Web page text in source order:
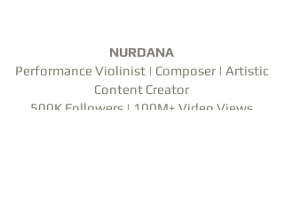
NURDANA
Performance Violinist | Composer | Artistic
Content Creator
500K Followers | 100M+ Video Views